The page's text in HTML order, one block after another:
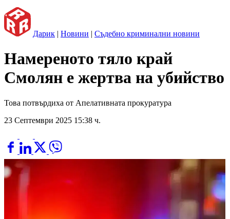
Дарик | Новини | Съдебно криминални новини
Намереното тяло край
Смолян е жертва на убийство
Това потвърдиха от Апелативната прокуратура
23 Септември 2025 15:38 ч.